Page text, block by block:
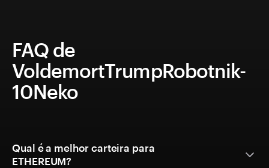
FAQ de
VoldemortTrumpRobotnik-
10Neko
Qual é a melhor carteira para
ETHEREUM?